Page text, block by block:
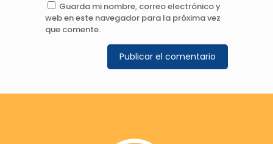
Guarda mi nombre, correo electrónico y
web en este navegador para la próxima vez
que comente.